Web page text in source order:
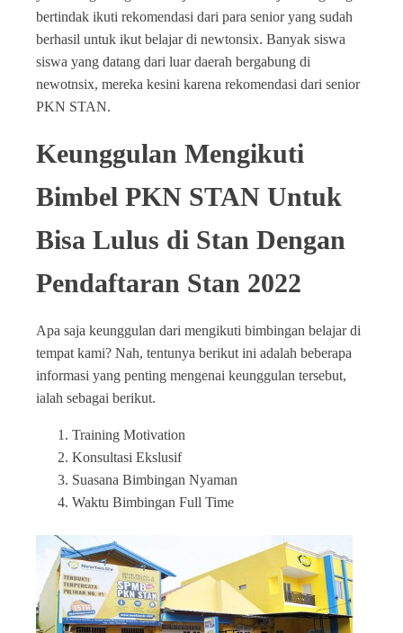
bertindak ikuti rekomendasi dari para senior yang sudah
berhasil untuk ikut belajar di newtonsix. Banyak siswa
siswa yang datang dari luar daerah bergabung di
newotnsix, mereka kesini karena rekomendasi dari senior
PKN STAN.
Keunggulan Mengikuti
Bimbel PKN STAN Untuk
Bisa Lulus di Stan Dengan
Pendaftaran Stan 2022
Apa saja keunggulan dari mengikuti bimbingan belajar di
tempat kami? Nah, tentunya berikut ini adalah beberapa
informasi yang penting mengenai keunggulan tersebut,
ialah sebagai berikut.
Training Motivation
Konsultasi Ekslusif
Suasana Bimbingan Nyaman
Waktu Bimbingan Full Time